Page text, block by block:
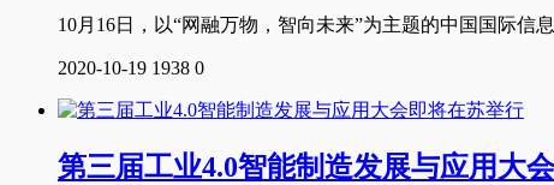
10月16日，以“网融万物，智向未来”为主题的中国国际
2020-10-19 1938 0
第三届工业4.0智能制造发展与应用大